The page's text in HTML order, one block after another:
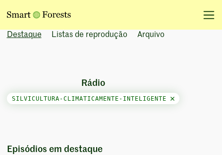
Destaque Listas de reprodução Arquivo
Rádio
SILVICULTURA-CLIMATICAMENTE-INTELIGENTE
Episódios em destaque